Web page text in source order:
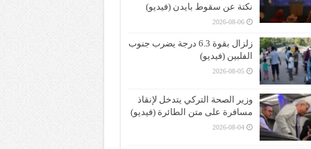
نكتة عن سقوط بايدن (فيديو)
2026-08-06
زلزال بقوة 6.3 درجة يضرب جنوب
الفلبين (فيديو)
2026-08-05
وزير الصحة التركي يتدخل لإنقاذ
مسافرة على متن الطائرة (فيديو)
2026-08-04